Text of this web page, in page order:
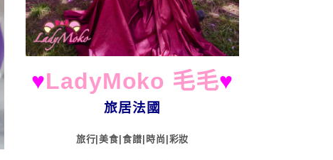
♥LadyMoko 毛毛♥
旅居法國
旅行|美食|食譜|時尚|彩妝